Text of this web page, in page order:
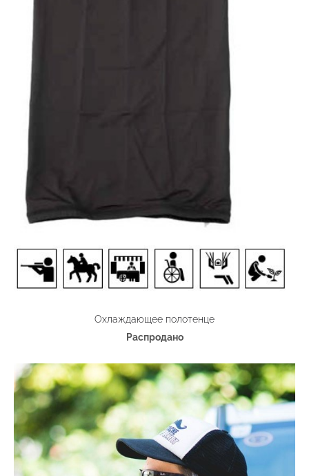
Охлаждающее полотенце
Распродано